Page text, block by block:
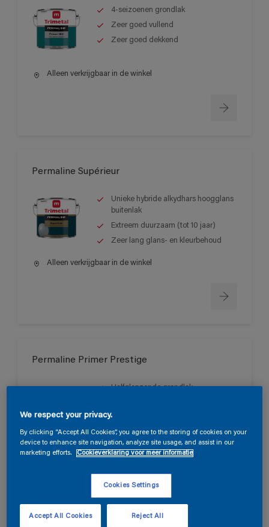
4-seizoenen grondlak
Zeer goed vullend
Zeer goed dekkend
Alleen verkrijgbaar in de winkel
Permaline Supérieur
Unieke hybride alkydhars hoogglans
buitenlak
Extreem duurzaam (tot 10 jaar)
Zeer lang glans- en kleurbehoud
Alleen verkrijgbaar in de winkel
Permaline Primer Prestige
Halfglanzende grondlak
Zeer hoge dekkracht
Alleen verkrijgbaar in de winkel
We respect your privacy.
By clicking “Accept All Cookies”, you agree to the storing of cookies on your
device to enhance site navigation, analyze site usage, and assist in our
marketing efforts.
Cookieverklaring voor meer informatie
Cookies Settings
Reject All
Accept All Cookies